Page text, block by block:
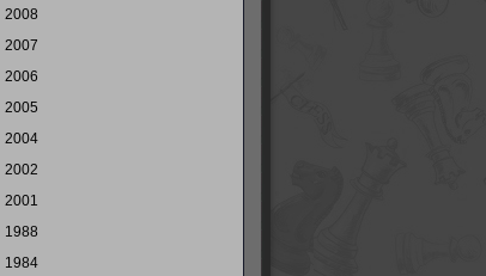
2008
2007
2006
2005
2004
2002
2001
1988
1984